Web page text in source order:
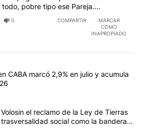
pobre tipo ese Pareja....
0 COMPARTIR
MARCAR
COMO
INAPROPIADO
artículos con más comentarios en los
con el título "La inflación en CABA
CABA marcó 2,9% en julio y acumula
con el título "Para Natalia Volosin el
el reclamo de la Ley de Tierras
social como la bandera